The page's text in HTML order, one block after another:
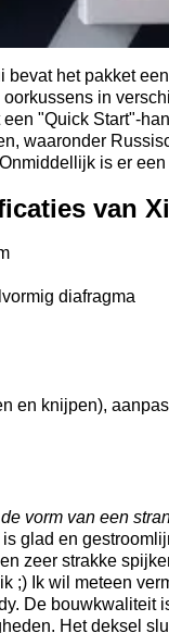
het pakket
in
"Quick Start"-
waaronder
is er
van
diafragma
en knijpen),
vorm van een
glad en
zeer strakke
;) Ik wil meteen
De bouwkwaliteit
Het deksel